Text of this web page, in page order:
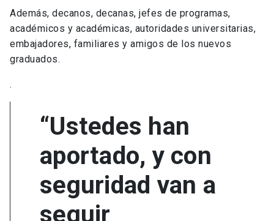
Además, decanos, decanas, jefes de programas,
académicos y académicas, autoridades universitarias,
embajadores, familiares y amigos de los nuevos
graduados.
.
“Ustedes han
aportado, y con
seguridad van a
seguir